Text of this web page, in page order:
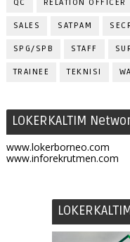
QC RELATION OFFICER
SALES SATPAM
SPG/SPB STAFF
TRAINEE TEKNISI
LOKERKALTIM
www.lokerborneo.com
www.inforekrutmen.com